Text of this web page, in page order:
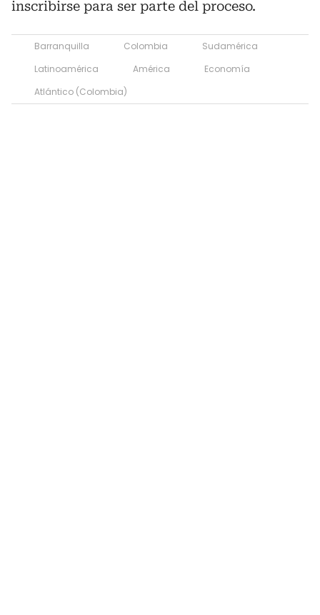
inscribirse para ser parte del proceso.
Barranquilla Colombia
Sudamérica
Latinoamérica
América
Economía
Atlántico (Colombia)